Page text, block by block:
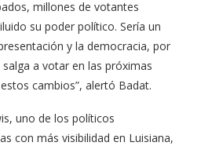
millones de votantes
su poder político. Sería un
y la democracia, por
a votar en las próximas
cambios”, alertó Badat.
uno de los políticos
con más visibilidad en Luisiana,